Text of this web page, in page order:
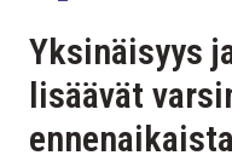
Yksinäisyys
lisäävät